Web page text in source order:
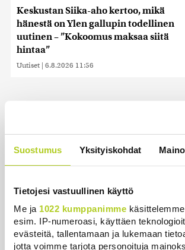
Suostumus Yksityiskohdat
Tietojesi vastuullinen käyttö
Me ja 1022 kumppanimme
esim. IP-numeroasi, käyttäen
evästeitä, tallentamaan ja lukemaan
jotta voimme tarjota personoituja
Keskustan Siika-aho kertoo, mikä
hänestä on Ylen gallupin todellinen
uutinen – ”Kokoomus maksaa siitä
hintaa”
Uutiset | 6.8.2026 11:56
Uusimmat
Uutiset | 6.8.2026 21:50
Juutalainen miekkailija voitti
kohotti kätensä Hitler-tervehdykseen
ihmeessä?